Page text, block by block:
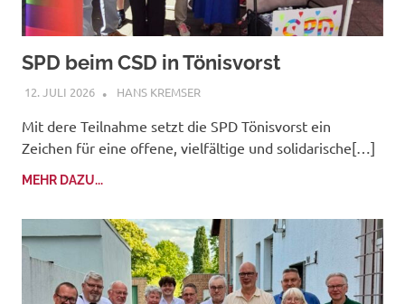
SPD beim CSD in Tönisvorst
12. JULI 2026 HANS KREMSER
Mit dere Teilnahme setzt die SPD Tönisvorst ein
Zeichen für eine offene, vielfältige und solidarische[…]
MEHR DAZU...